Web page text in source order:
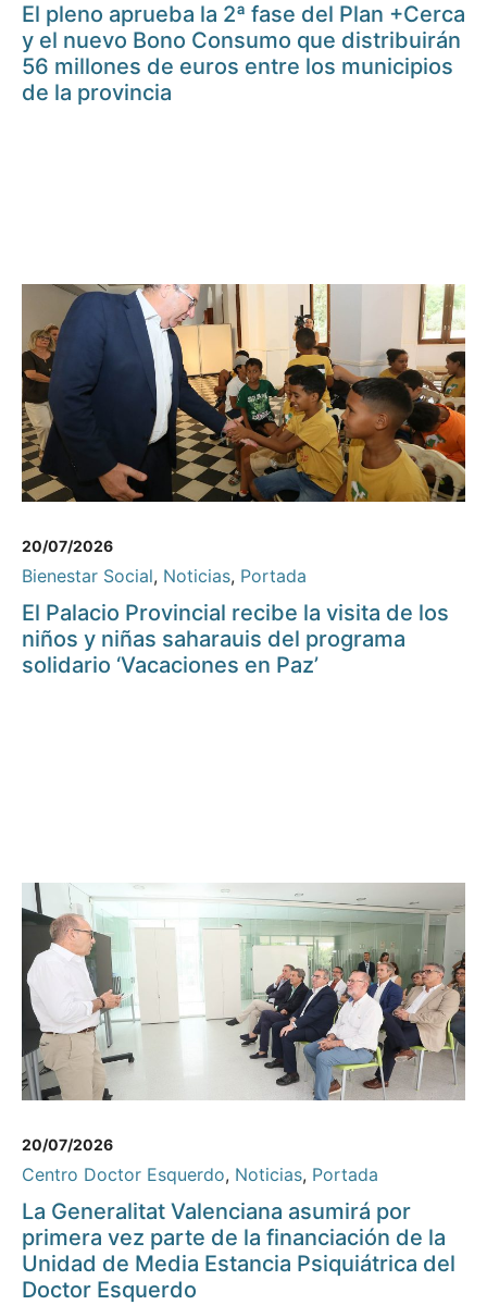
El pleno aprueba la 2ª fase del Plan +Cerca
y el nuevo Bono Consumo que distribuirán
56 millones de euros entre los municipios
de la provincia
20/07/2026
Bienestar Social, Noticias, Portada
El Palacio Provincial recibe la visita de los
niños y niñas saharauis del programa
solidario ‘Vacaciones en Paz’
20/07/2026
Centro Doctor Esquerdo, Noticias, Portada
La Generalitat Valenciana asumirá por
primera vez parte de la financiación de la
Unidad de Media Estancia Psiquiátrica del
Doctor Esquerdo